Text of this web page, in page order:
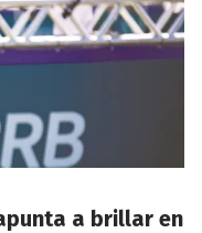
a brillar en